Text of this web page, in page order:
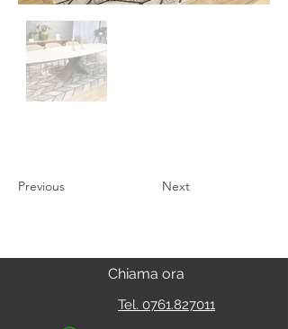
Previous Next
Chiama ora
Tel. 0761.827011